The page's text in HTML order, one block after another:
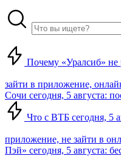
Почему «Уралсиб» не
зайти в приложение,
Сочи сегодня, 5 августа:
Что с ВТБ сегодня, 5
приложение, не зайти в
Пэй» сегодня, 5 августа: